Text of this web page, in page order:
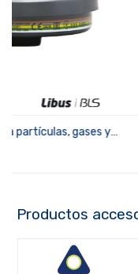
Cartucho
vapores orgánicos,
Productos